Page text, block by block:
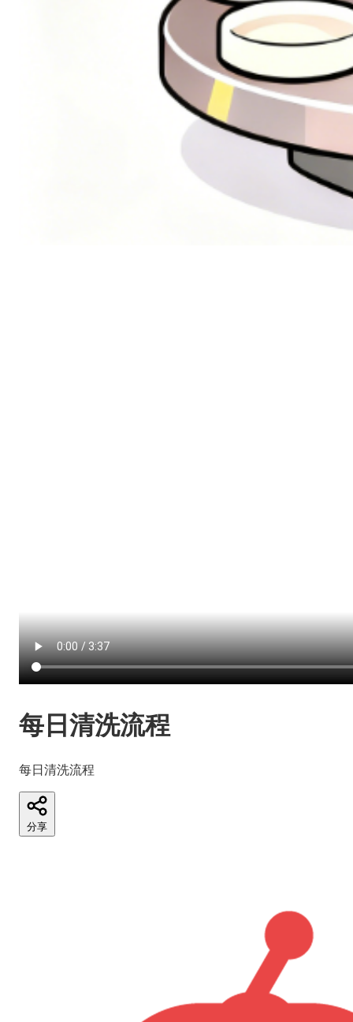
每日清洗流程
每日清洗流程
分享